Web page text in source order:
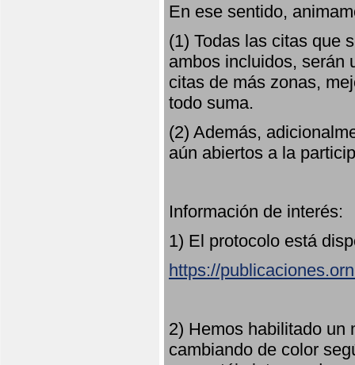
En ese sentido,
(1) Todas las citas que
ambos incluidos, serán
citas de más zonas,
todo suma.
(2) Además,
aún abiertos a la
Información de interés:
1) El protocolo está
https://
2) Hemos habilitado un
cambiando de color